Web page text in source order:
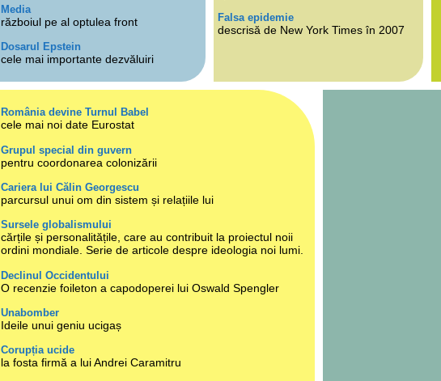
Media
războiul pe al optulea front
Dosarul Epstein
cele mai importante dezvăluiri
Falsa epidemie
descrisă de New York Times în 2007
România devine Turnul Babel
cele mai noi date Eurostat
Grupul special din guvern
pentru coordonarea colonizării
Cariera lui Călin Georgescu
parcursul unui om din sistem și relațiile lui
Sursele globalismului
cărțile și personalitățile, care au contribuit la proiectul noii
ordini mondiale. Serie de articole despre ideologia noi lumi.
Declinul Occidentului
O recenzie foileton a capodoperei lui Oswald Spengler
Unabomber
Ideile unui geniu ucigaș
Corupția ucide
la fosta firmă a lui Andrei Caramitru